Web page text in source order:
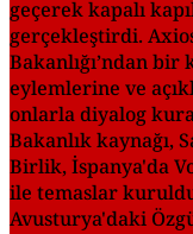
geçerek kapalı
gerçekleştirdi.
Bakanlığı’ndan
eylemlerine ve
onlarla diyalog
Bakanlık kaynağı,
Birlik, İspanya'da
ile temaslar
Avusturya'daki